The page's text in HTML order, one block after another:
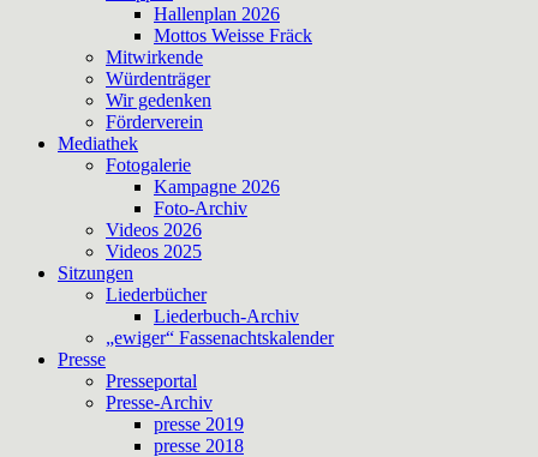
Hallenplan 2026
Mottos Weisse Fräck
Mitwirkende
Würdenträger
Wir gedenken
Förderverein
Mediathek
Fotogalerie
Kampagne 2026
Foto-Archiv
Videos 2026
Videos 2025
Sitzungen
Liederbücher
Liederbuch-Archiv
„ewiger“ Fassenachtskalender
Presse
Presseportal
Presse-Archiv
presse 2019
presse 2018